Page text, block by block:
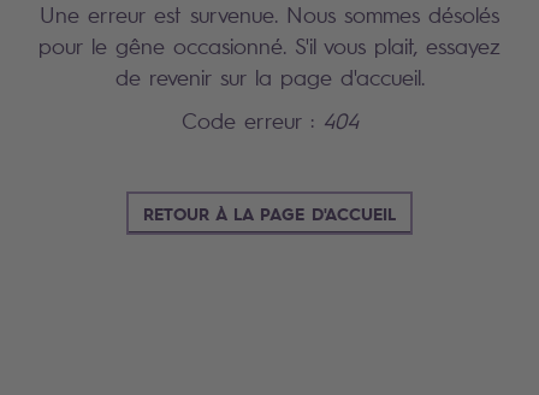
Une erreur est survenue. Nous sommes désolés
pour le gêne occasionné. S'il vous plait, essayez
de revenir sur la page d'accueil.
Code erreur : 404
RETOUR À LA PAGE D'ACCUEIL